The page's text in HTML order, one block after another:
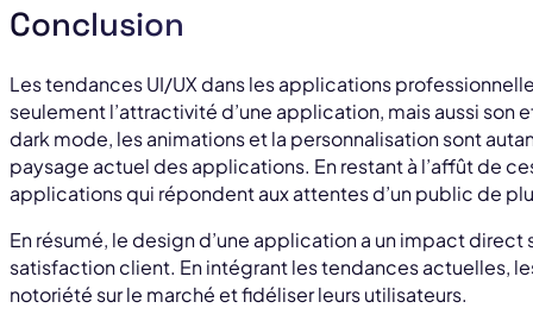
Conclusion
Les tendances UI/UX dans les applications
seulement l’attractivité d’une application, mais aussi
dark mode, les animations et la personnalisation sont
paysage actuel des applications. En restant à l’affût de
applications qui répondent aux attentes d’un public de
En résumé, le design d’une application a un impact direct
satisfaction client. En intégrant les tendances actuelles,
notoriété sur le marché et fidéliser leurs utilisateurs.